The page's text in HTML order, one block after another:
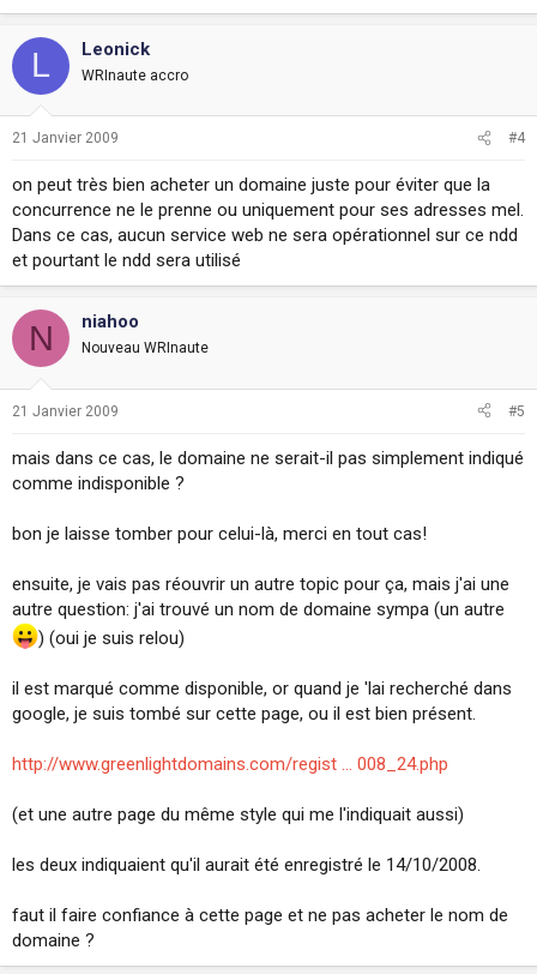
L Leonick
WRInaute accro
21 Janvier 2009 #4
on peut très bien acheter un domaine juste pour éviter que la
concurrence ne le prenne ou uniquement pour ses adresses mel.
Dans ce cas, aucun service web ne sera opérationnel sur ce ndd
et pourtant le ndd sera utilisé
N niahoo
Nouveau WRInaute
21 Janvier 2009 #5
mais dans ce cas, le domaine ne serait-il pas simplement indiqué
comme indisponible ?
bon je laisse tomber pour celui-là, merci en tout cas!
ensuite, je vais pas réouvrir un autre topic pour ça, mais j'ai une
autre question: j'ai trouvé un nom de domaine sympa (un autre
) (oui je suis relou)
il est marqué comme disponible, or quand je 'lai recherché dans
google, je suis tombé sur cette page, ou il est bien présent.
http://www.greenlightdomains.com/regist ... 008_24.php
(et une autre page du même style qui me l'indiquait aussi)
les deux indiquaient qu'il aurait été enregistré le 14/10/2008.
faut il faire confiance à cette page et ne pas acheter le nom de
domaine ?